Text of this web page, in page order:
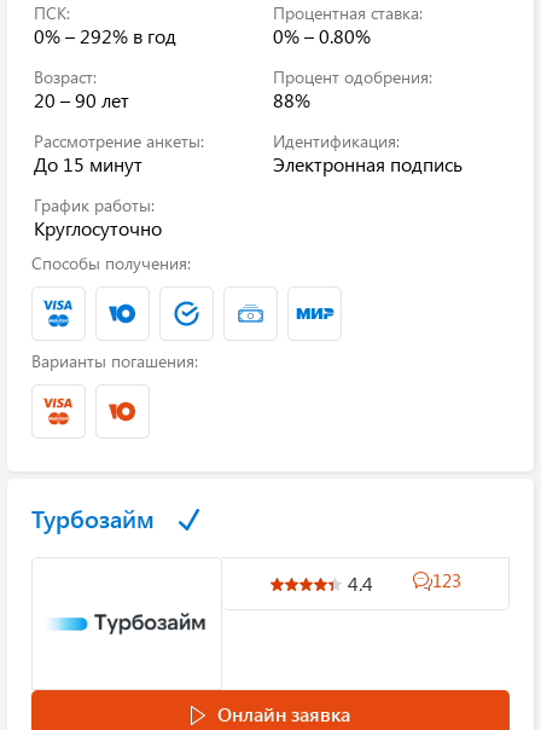
ПСК:
0% – 292% в год
Процентная ставка:
0% – 0.80%
Возраст:
20 – 90 лет
Процент одобрения:
88%
Рассмотрение анкеты:
До 15 минут
Идентификация:
Электронная подпись
График работы:
Круглосуточно
Способы получения:
Варианты погашения:
Турбозайм
4.4 123
Онлайн заявка